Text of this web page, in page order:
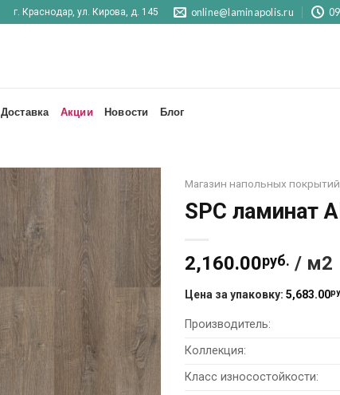
г. Краснодар, ул. Кирова, д. 145 online@laminapolis.ru
Доставка Акции Новости Блог
Отложить
Магазин напольных покрытий
SPC ламинат
2,160.00руб. / м2
Цена за упаковку: 5,683.00
Производитель:
Коллекция:
Класс износостойкости: